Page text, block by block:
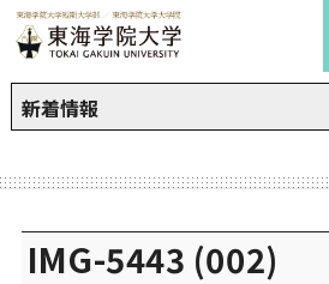
新着情報
IMG-5443 (002)